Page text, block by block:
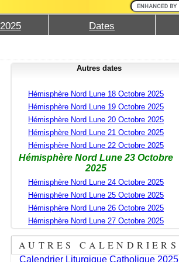
Dates
Autres dates
Hémisphère Nord Lune 18 Octobre 2025
Hémisphère Nord Lune 19 Octobre 2025
Hémisphère Nord Lune 20 Octobre 2025
Hémisphère Nord Lune 21 Octobre 2025
Hémisphère Nord Lune 22 Octobre 2025
Hémisphère Nord Lune 23 Octobre
2025
Hémisphère Nord Lune 24 Octobre 2025
Hémisphère Nord Lune 25 Octobre 2025
Hémisphère Nord Lune 26 Octobre 2025
Hémisphère Nord Lune 27 Octobre 2025
AUTRES CALENDRIERS
Calendrier Liturgique Catholique 2025